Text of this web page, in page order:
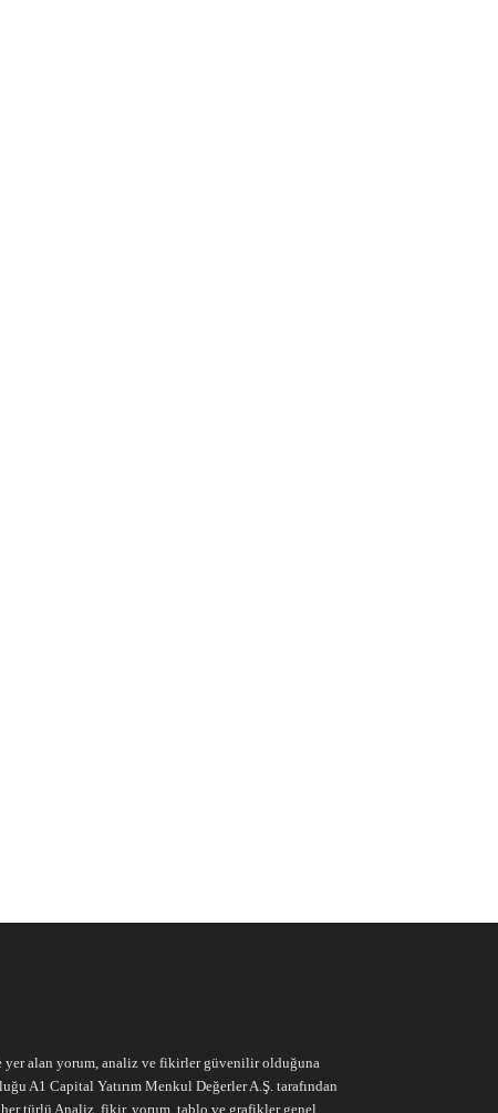
yer alan yorum, analiz ve fikirler güvenilir olduğuna
A1 Capital Yatırım Menkul Değerler A.Ş. tarafından
türlü Analiz, fikir, yorum, tablo ve grafikler genel